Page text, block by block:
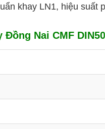
khay LN1, hiệu suất
Nai CMF